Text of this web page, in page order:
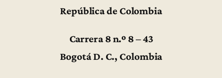
República de Colombia
Carrera 8 n.º 8 – 43
Bogotá D. C., Colombia